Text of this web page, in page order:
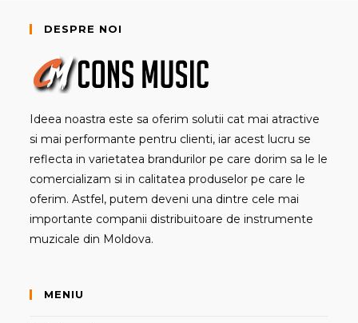
DESPRE NOI
Ideea noastra este sa oferim solutii cat mai atractive
si mai performante pentru clienti, iar acest lucru se
reflecta in varietatea brandurilor pe care dorim sa le le
comercializam si in calitatea produselor pe care le
oferim. Astfel, putem deveni una dintre cele mai
importante companii distribuitoare de instrumente
muzicale din Moldova.
MENIU